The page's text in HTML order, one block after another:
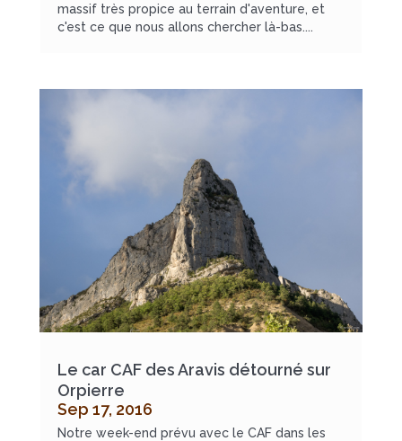
massif très propice au terrain d'aventure, et
c'est ce que nous allons chercher là-bas....
Le car CAF des Aravis détourné sur
Orpierre
Sep 17, 2016
Notre week-end prévu avec le CAF dans les